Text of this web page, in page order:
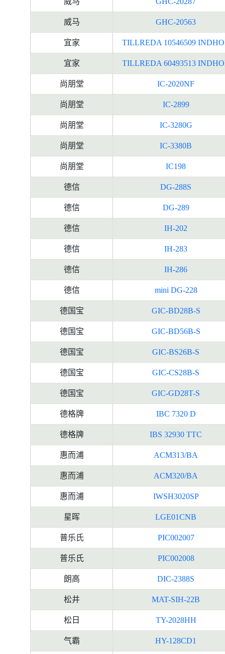
威马 GHC-20563
宜家 TILLREDA 10546509
宜家 TILLREDA 60493513
尚朋堂 IC-2020NF
尚朋堂 IC-2899
尚朋堂 IC-3280G
尚朋堂 IC-3380B
尚朋堂 IC198
德信 DG-288S
德信 DG-289
德信 IH-202
德信 IH-283
德信 IH-286
德信 mini DG-228
德国宝 GIC-BD28B-S
德国宝 GIC-BD56B-S
德国宝 GIC-BS26B-S
德国宝 GIC-CS28B-S
德国宝 GIC-GD28T-S
德格牌 IBC 7320 D
德格牌 IBS 32930 TTC
惠而浦 ACM313/BA
惠而浦 ACM320/BA
惠而浦 IWSH3020SP
星晖 LGE01CNB
普乐氏 PIC002007
普乐氏 PIC002008
朗高 DIC-2388S
松井 MAT-SIH-22B
松日 TY-2028HH
气霸 HY-128CD1